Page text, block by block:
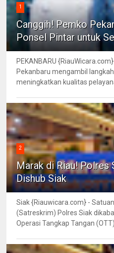
1
Canggih! Pemko
Ponsel Pintar untuk
PEKANBARU
Pekanbaru mengambil
meningkatkan kualitas
2
Marak di Riau! Polres
Dishub Siak
Siak {Riauwicara.com} -
(Satreskrim) Polres Siak
Operasi Tangkap Tangan